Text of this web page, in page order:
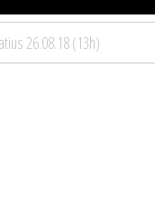
26.08.18 (13h)